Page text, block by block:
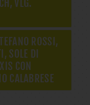
VLG.
ROSSI,
SOLE DI
CON
CALABRESE